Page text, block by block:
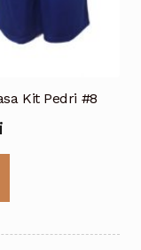
Kit Pedri #8
Prețul
curent
mai